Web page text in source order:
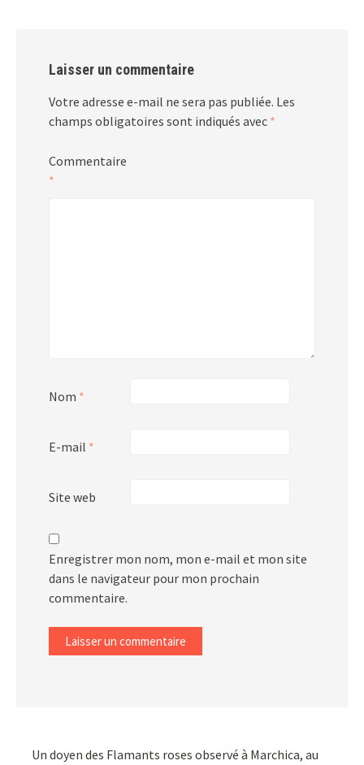
Laisser un commentaire
Votre adresse e-mail ne sera pas publiée. Les
champs obligatoires sont indiqués avec *
Commentaire
*
Nom *
E-mail *
Site web
Enregistrer mon nom, mon e-mail et mon site
dans le navigateur pour mon prochain
commentaire.
Un doyen des Flamants roses observé à Marchica, au